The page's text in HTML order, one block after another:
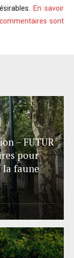
En savoir
sont
– FUTUR
pour
faune